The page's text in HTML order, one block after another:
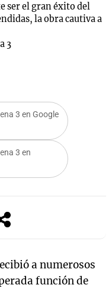
ser el gran éxito del
la obra cautiva a
3
3 en Google
3 en
a numerosos
función de
Notas